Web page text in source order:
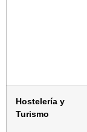
Hostelería y
Turismo